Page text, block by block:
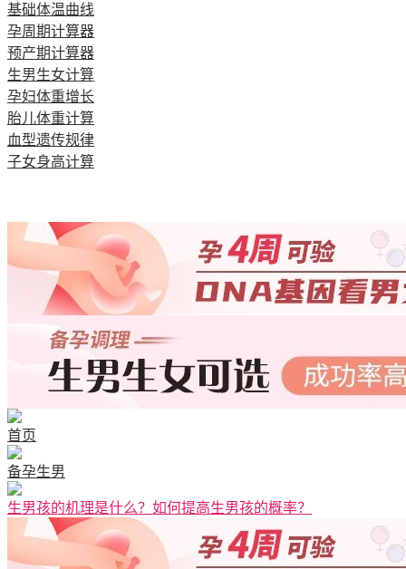
基础体温曲线
孕周期计算器
预产期计算器
生男生女计算
孕妇体重增长
胎儿体重计算
血型遗传规律
子女身高计算
首页
备孕生男
生男孩的机理是什么？如何提高生男孩的概率？